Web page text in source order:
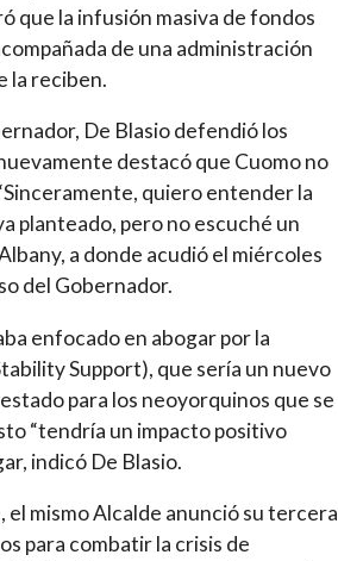
que la infusión masiva de fondos
de una administración
la reciben.
De Blasio defendió los
destacó que Cuomo no
quiero entender la
planteado, pero no escuché un
a donde acudió el miércoles
del Gobernador.
enfocado en abogar por la
Support), que sería un nuevo
para los neoyorquinos que se
“tendría un impacto positivo
indicó De Blasio.
el mismo Alcalde anunció su tercera
para combatir la crisis de